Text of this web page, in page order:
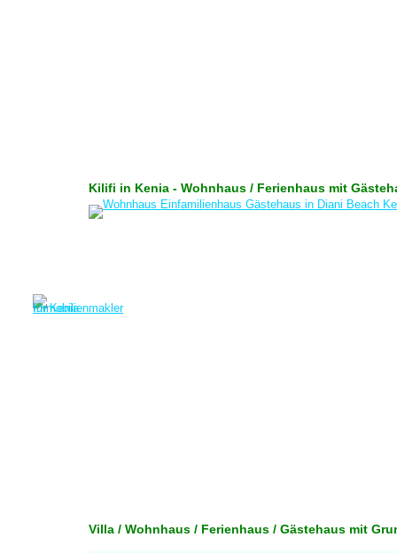
Kilifi in Kenia - Wohnhaus / Ferienhaus mit
Villa / Wohnhaus / Ferienhaus / Gästehaus mit